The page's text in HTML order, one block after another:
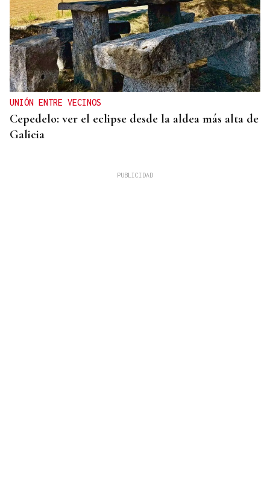
UNIÓN ENTRE VECINOS
Cepedelo: ver el eclipse desde la aldea más alta de
Galicia